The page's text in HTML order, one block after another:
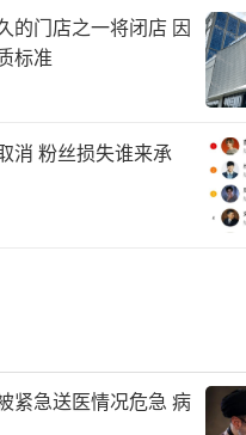
节。（责任编辑：zx0204）
的门店之一将闭店 因
标准
消 粉丝损失谁来承
紧急送医情况危急 病